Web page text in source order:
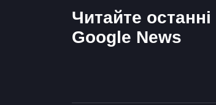
Читайте
Google News